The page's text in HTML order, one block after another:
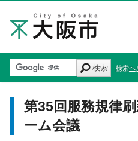
検索 検索ヘ
第35回服務規律
ーム会議